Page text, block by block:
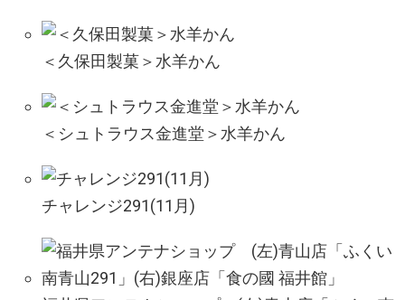
＜久保田製菓＞水羊かん
＜シュトラウス金進堂＞水羊かん
チャレンジ291(11月)